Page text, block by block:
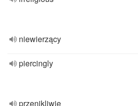
niewierzący
piercingly
przenikliwie